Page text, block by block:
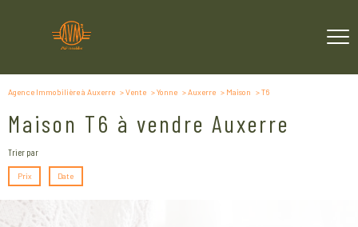
Agence Immobilière à Auxerre Vente Yonne Auxerre Maison T6
Maison T6 à vendre Auxerre
Trier par
Prix Date